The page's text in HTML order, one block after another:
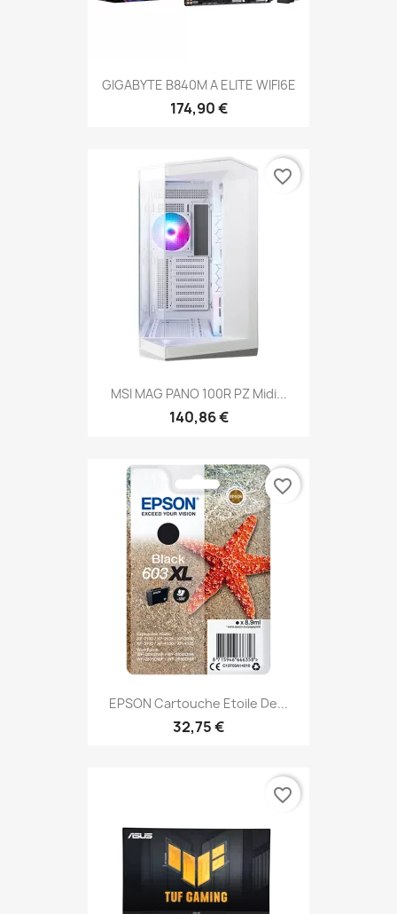
GIGABYTE B840M A ELITE WIFI6E
174,90 €
MSI MAG PANO 100R PZ Midi...
140,86 €
favorite_border
EPSON Cartouche Etoile De...
32,75 €
favorite_border
favorite_border